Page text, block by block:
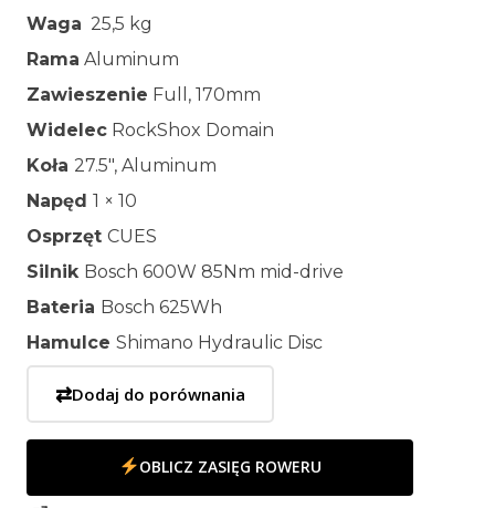
Waga 25,5 kg
Rama Aluminum
Zawieszenie Full, 170mm
Widelec RockShox Domain
Koła 27.5″, Aluminum
Napęd 1 × 10
Osprzęt CUES
Silnik Bosch 600W 85Nm mid-drive
Bateria Bosch 625Wh
Hamulce Shimano Hydraulic Disc
⇄Dodaj do porównania
OBLICZ ZASIĘG ROWERU